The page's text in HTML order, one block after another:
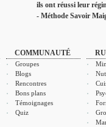
ils ont réussi leur
- Méthode Savoir
COMMUNAUTÉ
Groupes
Blogs
Rencontres
Bons plans
Témoignages
Quiz